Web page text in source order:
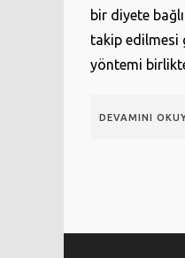
bir diyete
takip edilmesi
yöntemi
DEVAMINI